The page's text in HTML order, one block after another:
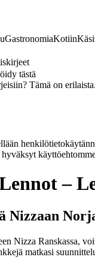
GastronomiaKotiin
tästä
Tämä on erilaista.
–
Nizzaan
Nizza Ranskassa,
matkasi